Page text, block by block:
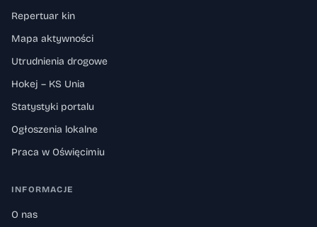
Repertuar kin
Mapa aktywności
Utrudnienia drogowe
Hokej – KS Unia
Statystyki portalu
Ogłoszenia lokalne
Praca w Oświęcimiu
INFORMACJE
O nas